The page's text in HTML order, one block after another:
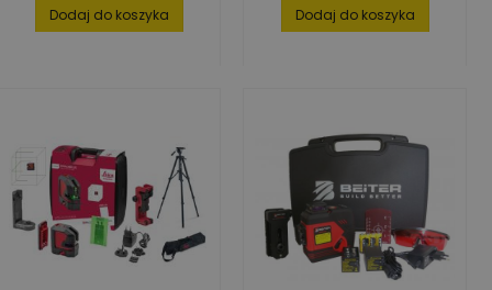
Dodaj do koszyka Dodaj do koszyka